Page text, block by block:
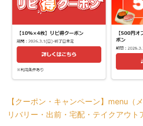
【クーポン・キャンペーン】menu（
リバリー・出前・宅配・テイクアウト